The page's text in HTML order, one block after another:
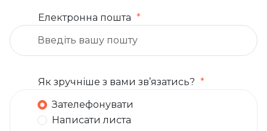
Електронна пошта
Як зручніше з вами зв’язатись?
Зателефонувати
Написати листа